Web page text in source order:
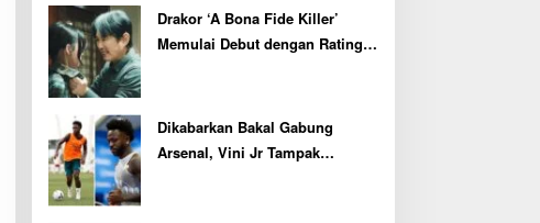
Drakor ‘A Bona Fide Killer’
Memulai Debut dengan Rating
Dikabarkan Bakal Gabung
Arsenal, Vini Jr Tampak